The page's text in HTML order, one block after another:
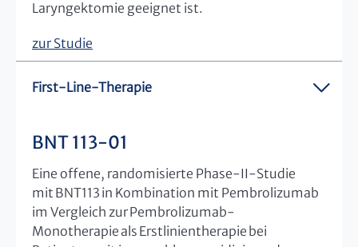
Laryngektomie geeignet ist.
zur Studie
First-Line-Therapie
BNT 113-01
Eine offene, randomisierte Phase-II-Studie
mit BNT113 in Kombination mit Pembrolizumab
im Vergleich zur Pembrolizumab-
Monotherapie als Erstlinientherapie bei